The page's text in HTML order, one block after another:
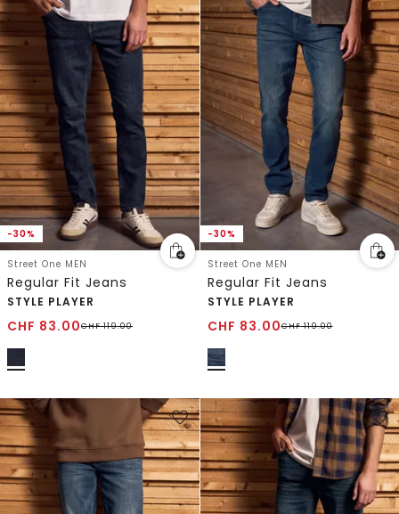
-30%
Street One MEN
Regular Fit Jeans
STYLE PLAYER
CHF 83.00CHF119.00
-30%
Street One MEN
Regular Fit Jeans
STYLE PLAYER
CHF 83.00CHF119.00